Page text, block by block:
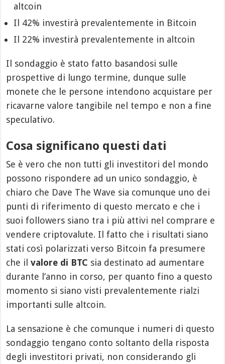
altcoin
Il 42% investirà prevalentemente in Bitcoin
Il 22% investirà prevalentemente in altcoin
Il sondaggio è stato fatto basandosi sulle
prospettive di lungo termine, dunque sulle
monete che le persone intendono acquistare per
ricavarne valore tangibile nel tempo e non a fine
speculativo.
Cosa significano questi dati
Se è vero che non tutti gli investitori del mondo
possono rispondere ad un unico sondaggio, è
chiaro che Dave The Wave sia comunque uno dei
punti di riferimento di questo mercato e che i
suoi followers siano tra i più attivi nel comprare e
vendere criptovalute. Il fatto che i risultati siano
stati così polarizzati verso Bitcoin fa presumere
che il valore di BTC sia destinato ad aumentare
durante l’anno in corso, per quanto fino a questo
momento si siano visti prevalentemente rialzi
importanti sulle altcoin.
La sensazione è che comunque i numeri di questo
sondaggio tengano conto soltanto della risposta
degli investitori privati, non considerando gli